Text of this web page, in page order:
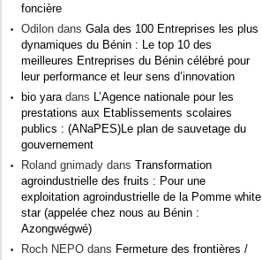
foncière
Odilondans Gala des 100 Entreprises les plus
dynamiques du Bénin : Le top 10 des
meilleures Entreprises du Bénin célébré pour
leur performance et leur sens d’innovation
bio yaradans L’Agence nationale pour les
prestations aux Etablissements scolaires
publics : (ANaPES)Le plan de sauvetage du
gouvernement
Roland gnimadydans Transformation
agroindustrielle des fruits : Pour une
exploitation agroindustrielle de la Pomme white
star (appelée chez nous au Bénin :
Azongwégwé)
Roch NEPOdans Fermeture des frontières /